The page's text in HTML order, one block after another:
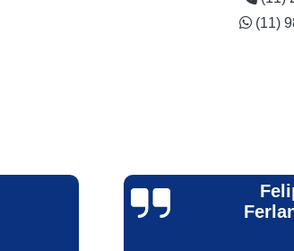
Manutenção
Senoidal Inteligente
Nobreak
Senoidal da Engetron
Nobreak
(11)
Dante